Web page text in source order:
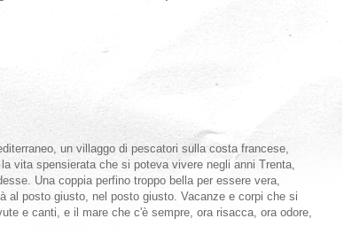
un villaggo di pescatori sulla costa francese,
vita spensierata che si poteva vivere negli anni Trenta,
Una coppia perfino troppo bella per essere vera,
al posto giusto, nel posto giusto. Vacanze e corpi che si
e canti, e il mare che c'è sempre, ora risacca, ora odore,